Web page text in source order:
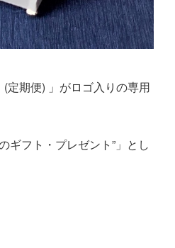
定期便) 」がロゴ入りの専用
ギフト・プレゼント”」とし